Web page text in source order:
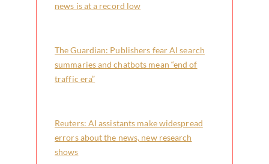
news is at a record low
The Guardian: Publishers fear AI search
summaries and chatbots mean “end of
traffic era”
Reuters: AI assistants make widespread
errors about the news, new research
shows